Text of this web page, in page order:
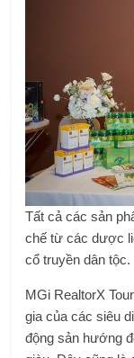
Tất cả các sản
chế từ các dược
cổ truyền dân tộc.
MGi RealtorX
gia của các siêu
động sản hướng